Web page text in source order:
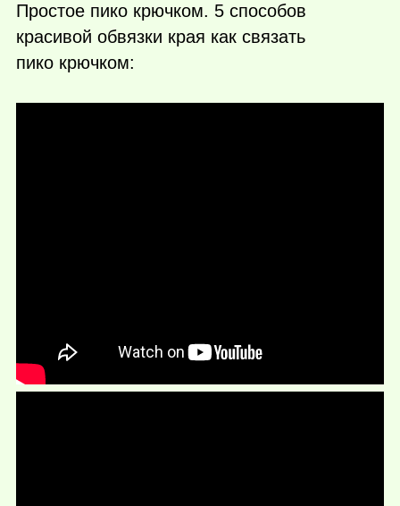
Простое пико крючком. 5 способов
красивой обвязки края как связать
пико крючком: